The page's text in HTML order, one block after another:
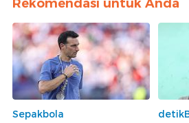
Rekomendasi untuk Anda
Sepakbola